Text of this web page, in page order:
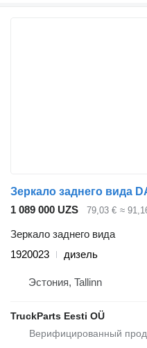
1 089 000 UZS 79,03 € ≈
Зеркало заднего вида
1920023
дизель
Эстония, Tallinn
TruckParts Eesti OÜ